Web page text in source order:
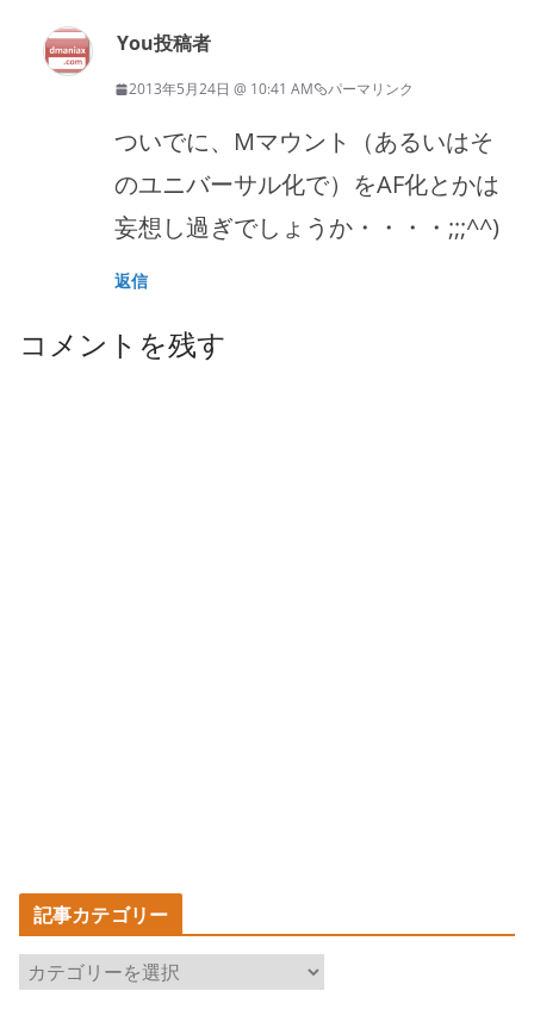
You投稿者
2013年5月24日 @ 10:41 AM パーマリンク
ついでに、Mマウント（あるいはそ
のユニバーサル化で）をAF化とかは
妄想し過ぎでしょうか・・・・;;;^^)
返信
コメントを残す
記事カテゴリー
記
事